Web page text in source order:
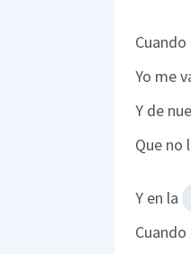
Yo me
Y de
Que no
Y en la